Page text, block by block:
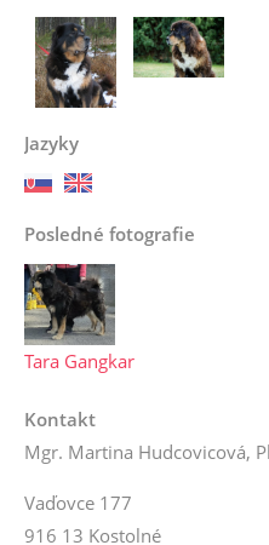
Jazyky
Posledné fotografie
Tara Gangkar
Kontakt
Mgr. Martina Hudcovicová,
Vaďovce 177
916 13 Kostolné